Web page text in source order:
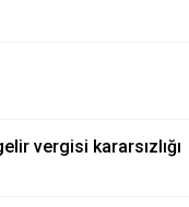
vergisi kararsızlığı